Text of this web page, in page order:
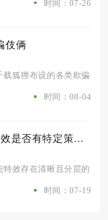
时间：07-26
伎俩
载狐狸布设的各类欺骗伎
时间：08-04
少年三国志2锦衣马超的技能特效是否有特定策略运用
特效存在清晰且分层的实
时间：07-19